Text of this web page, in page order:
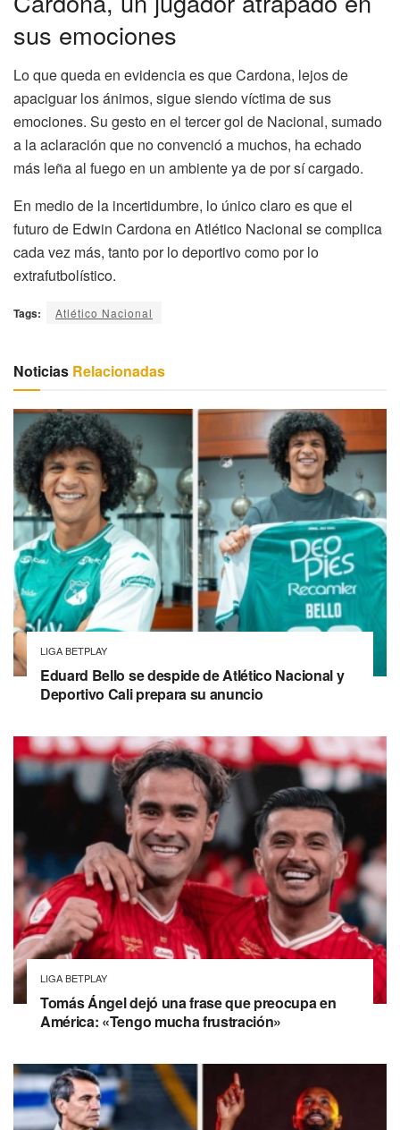
sus emociones
Lo que queda en evidencia es que Cardona, lejos de
apaciguar los ánimos, sigue siendo víctima de sus
emociones. Su gesto en el tercer gol de Nacional, sumado
a la aclaración que no convenció a muchos, ha echado
más leña al fuego en un ambiente ya de por sí cargado.
En medio de la incertidumbre, lo único claro es que el
futuro de Edwin Cardona en Atlético Nacional se complica
cada vez más, tanto por lo deportivo como por lo
extrafutbolístico.
Tags: Atlético Nacional
Noticias Relacionadas
LIGA BETPLAY
Eduard Bello se despide de Atlético Nacional y
Deportivo Cali prepara su anuncio
LIGA BETPLAY
Tomás Ángel dejó una frase que preocupa en
América: «Tengo mucha frustración»